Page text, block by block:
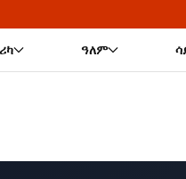
🔥 በሺዎች
ዓለም